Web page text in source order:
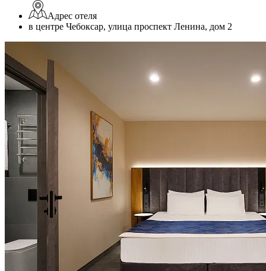
Адрес отеля
в центре Чебоксар, улица проспект Ленина, дом 2